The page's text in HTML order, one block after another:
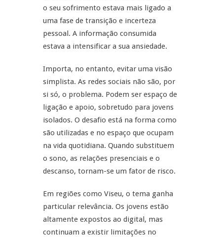
o seu sofrimento estava mais ligado a
uma fase de transição e incerteza
pessoal. A informação consumida
estava a intensificar a sua ansiedade.
Importa, no entanto, evitar uma visão
simplista. As redes sociais não são, por
si só, o problema. Podem ser espaço de
ligação e apoio, sobretudo para jovens
isolados. O desafio está na forma como
são utilizadas e no espaço que ocupam
na vida quotidiana. Quando substituem
o sono, as relações presenciais e o
descanso, tornam-se um fator de risco.
Em regiões como Viseu, o tema ganha
particular relevância. Os jovens estão
altamente expostos ao digital, mas
continuam a existir limitações no